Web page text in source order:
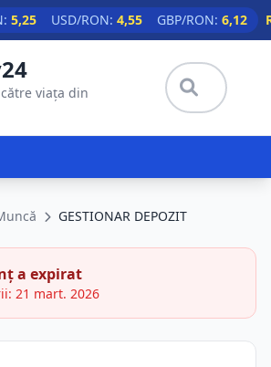
5,25 USD/RON: 4,55 GBP/RON: 6,12
viața din
GESTIONAR DEPOZIT
a expirat
21 mart. 2026